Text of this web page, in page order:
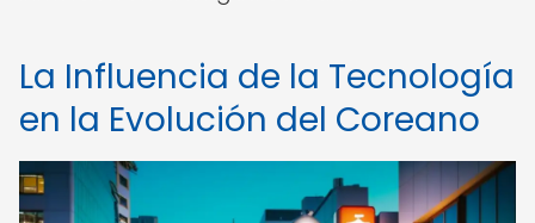
La Influencia de la Tecnología
en la Evolución del Coreano